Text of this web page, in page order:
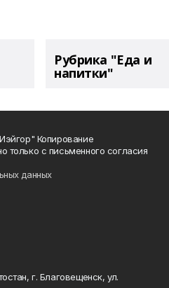
Рубрика "Еда и
напитки"
Копирование
только с письменного согласия
данных
г. Благовещенск, ул.